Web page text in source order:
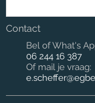
Contact
Bel of What's
06 244 16 387
Of mail je vraag: